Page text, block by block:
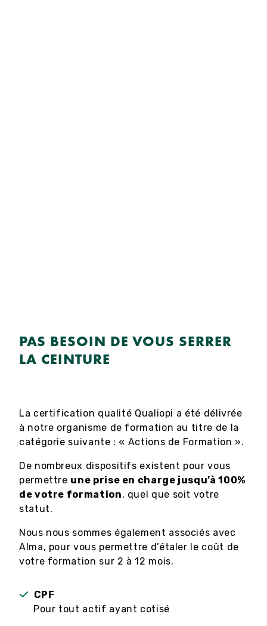
PAS BESOIN DE VOUS SERRER
LA CEINTURE
La certification qualité Qualiopi a été délivrée
à notre organisme de formation au titre de la
catégorie suivante : « Actions de Formation ».
De nombreux dispositifs existent pour vous
permettre une prise en charge jusqu’à 100%
de votre formation, quel que soit votre
statut.
Nous nous sommes également associés avec
Alma, pour vous permettre d’étaler le coût de
votre formation sur 2 à 12 mois.
CPF
Pour tout actif ayant cotisé